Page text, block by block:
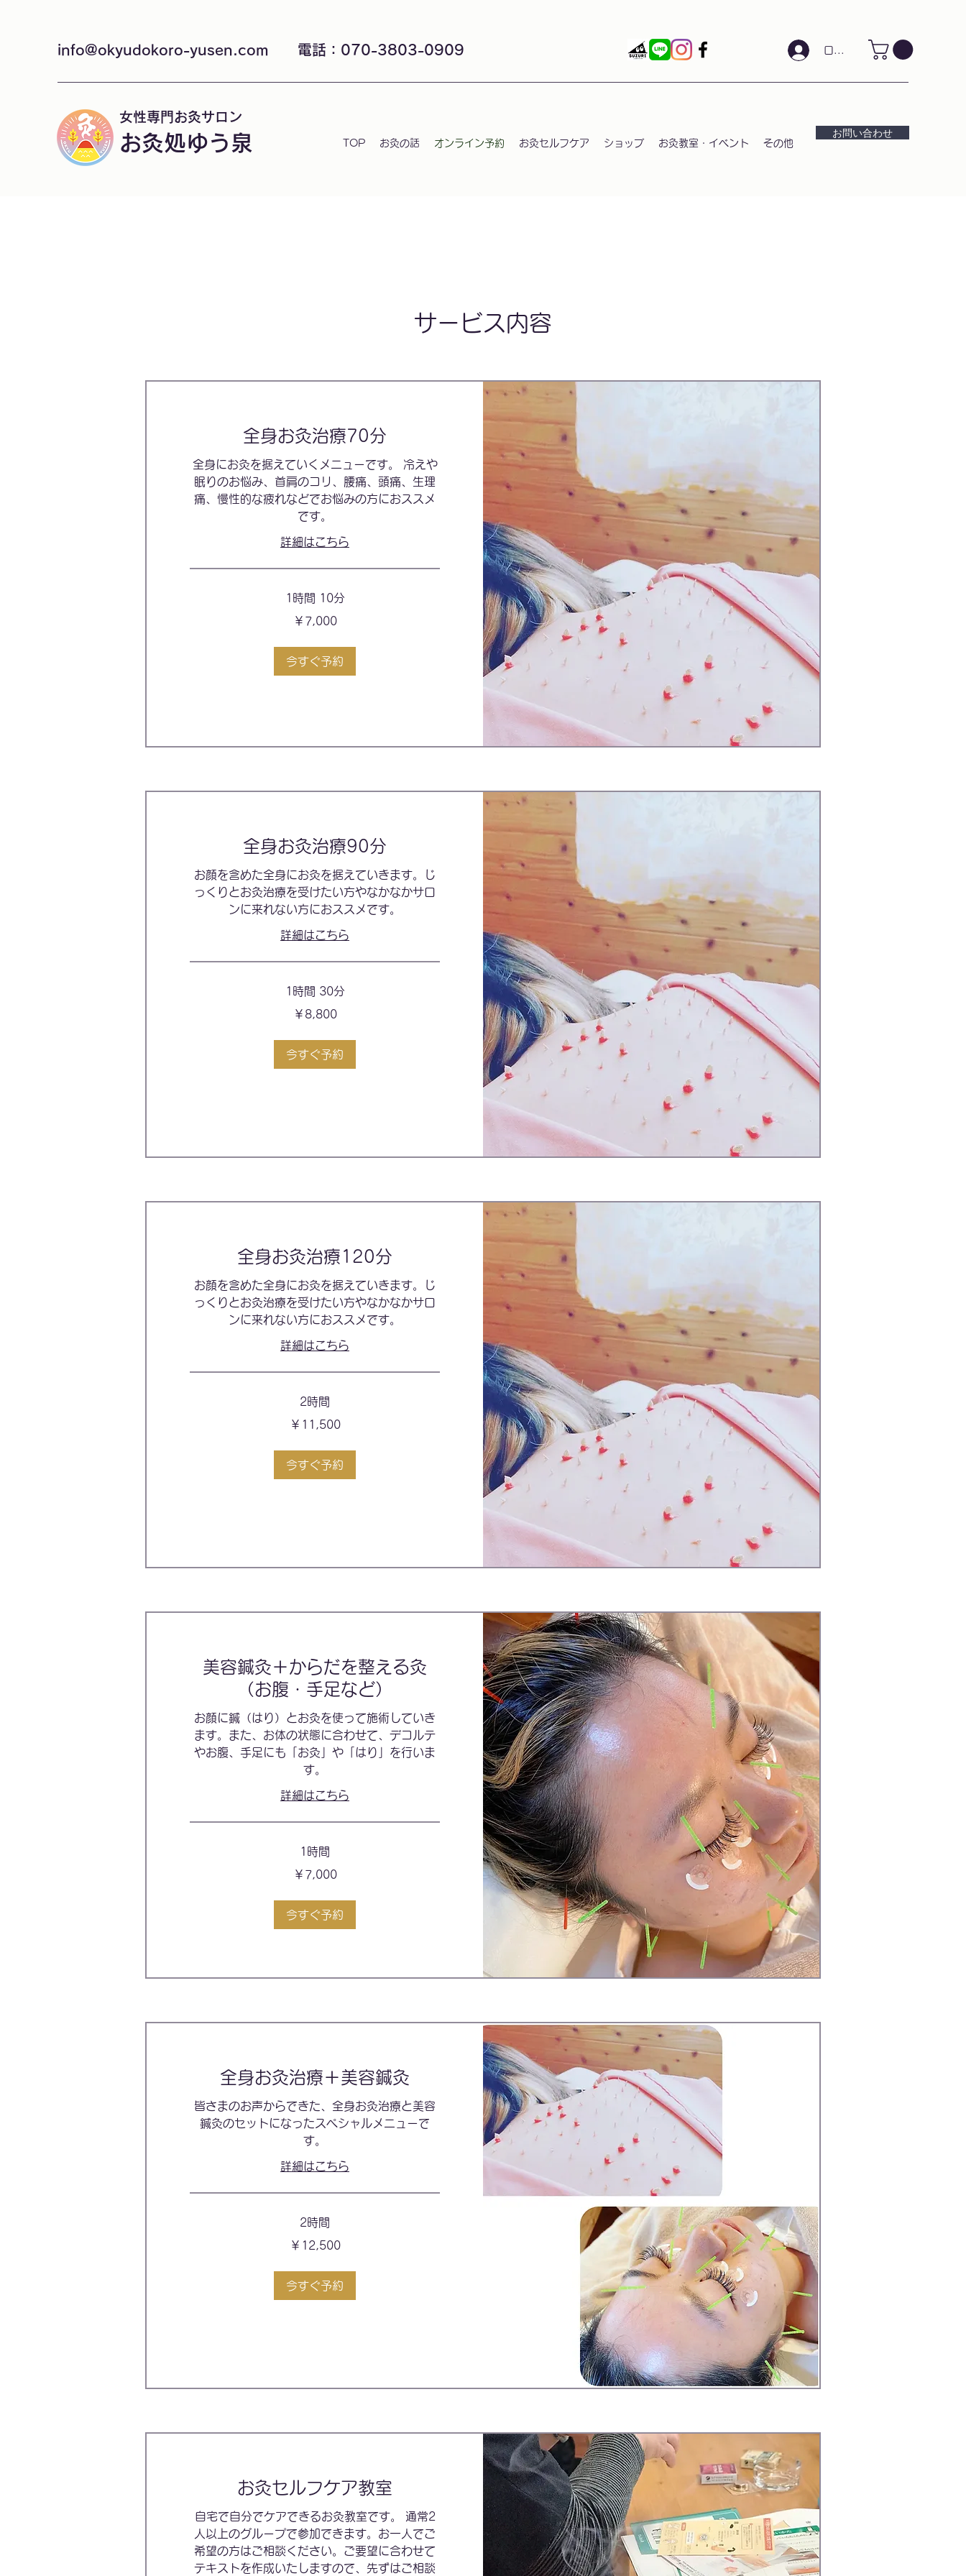
info@okyudokoro-yusen.com 電話：070-3803-0909 ログイン
女性専門お灸サロン
お灸処ゆう泉 TOP お灸の話 オンライン予約 お灸セルフケア ショップ お灸教室・イベント その他
お問い合わせ
サービス内容
全身お灸治療70分
全身にお灸を据えていくメニューです。 冷えや
眠りのお悩み、首肩のコリ、腰痛、頭痛、生理
痛、慢性的な疲れなどでお悩みの方におススメ
です。
詳細はこちら
1時間 10分
￥7,000
今すぐ予約
全身お灸治療90分
お顔を含めた全身にお灸を据えていきます。じ
っくりとお灸治療を受けたい方やなかなかサロ
ンに来れない方におススメです。
詳細はこちら
1時間 30分
￥8,800
今すぐ予約
全身お灸治療120分
お顔を含めた全身にお灸を据えていきます。じ
っくりとお灸治療を受けたい方やなかなかサロ
ンに来れない方におススメです。
詳細はこちら
2時間
￥11,500
今すぐ予約
美容鍼灸＋からだを整える灸
（お腹・手足など）
お顔に鍼（はり）とお灸を使って施術していき
ます。また、お体の状態に合わせて、デコルテ
やお腹、手足にも「お灸」や「はり」を行いま
す。
詳細はこちら
1時間
￥7,000
今すぐ予約
全身お灸治療＋美容鍼灸
皆さまのお声からできた、全身お灸治療と美容
鍼灸のセットになったスペシャルメニューで
す。
詳細はこちら
2時間
￥12,500
今すぐ予約
お灸セルフケア教室
自宅で自分でケアできるお灸教室です。 通常2
人以上のグループで参加できます。お一人でご
希望の方はご相談ください。ご要望に合わせて
テキストを作成いたしますので、先ずはご相談